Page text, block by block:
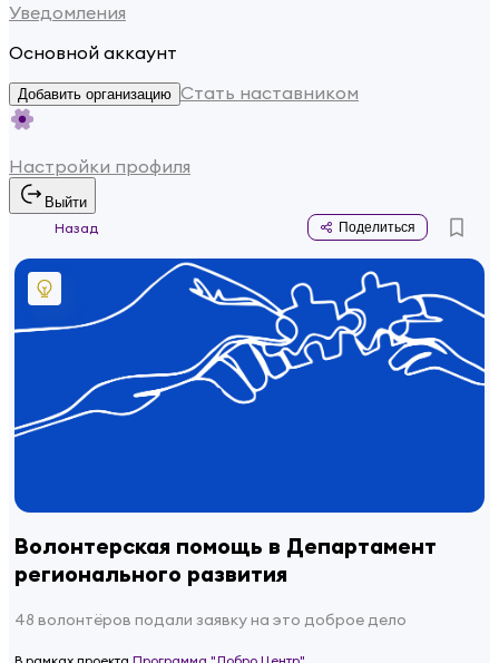
Уведомления
Основной аккаунт
Добавить организацию Стать наставником
Настройки профиля
Выйти
Назад
Поделиться
Волонтерская помощь в Департамент
регионального развития
48 волонтёров подали заявку на это доброе дело